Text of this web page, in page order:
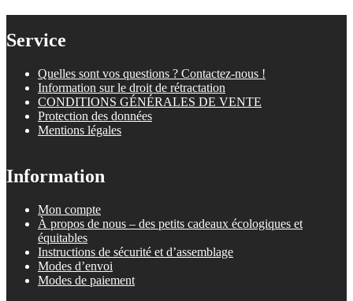
Service
Quelles sont vos questions ? Contactez-nous !
Information sur le droit de rétractation
CONDITIONS GÉNÉRALES DE VENTE
Protection des données
Mentions légales
Information
Mon compte
À propos de nous – des petits cadeaux écologiques et
équitables
Instructions de sécurité et d’assemblage
Modes d’envoi
Modes de paiement